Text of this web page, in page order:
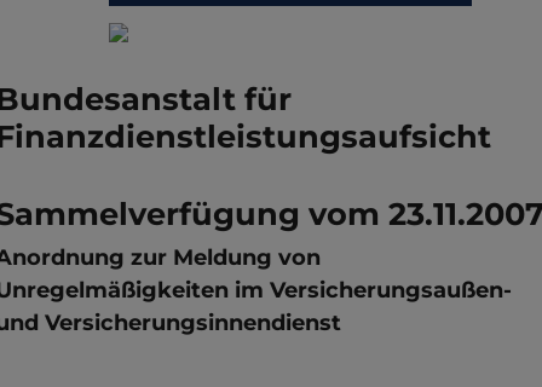
für
vom
zur Meldung von
im Versicherungsaußen-
Versicherungsinnendienst